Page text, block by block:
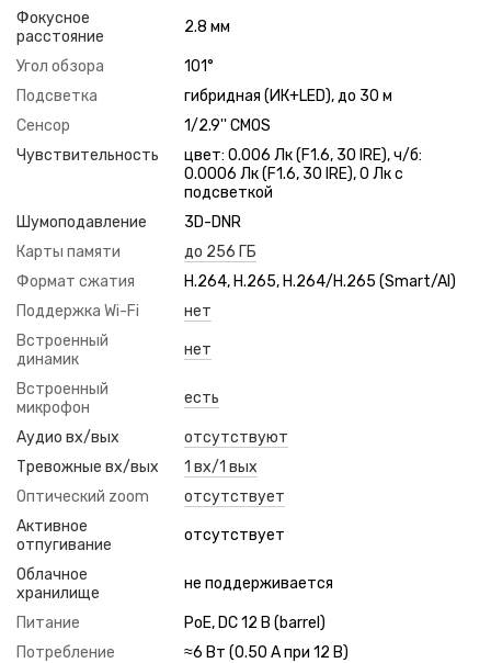
Фокусное
расстояние
2.8 мм
Угол обзора
101°
Подсветка
гибридная (ИК+LED), до 30 м
Сенсор
1/2.9'' CMOS
Чувствительность
цвет: 0.006 Лк (F1.6, 30 IRE), ч/б:
0.0006 Лк (F1.6, 30 IRE), 0 Лк с
подсветкой
Шумоподавление
3D-DNR
Карты памяти
до 256 ГБ
Формат сжатия
H.264, H.265, H.264/H.265 (Smart/AI)
Поддержка Wi-Fi
нет
Встроенный
динамик
нет
Встроенный
микрофон
есть
Аудио вх/вых
отсутствуют
Тревожные вх/вых
1 вх/1 вых
Оптический zoom
отсутствует
Активное
отпугивание
отсутствует
Облачное
хранилище
не поддерживается
Питание
PoE, DC 12 В (barrel)
Потребление
≈6 Вт (0.50 А при 12 В)